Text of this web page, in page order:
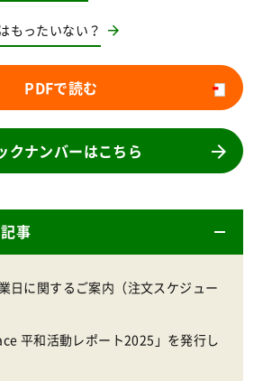
もったいない？
PDFで読む
クナンバーはこちら
事
日に関するご案内（注文スケジュー
平和活動レポート2025」を発行し